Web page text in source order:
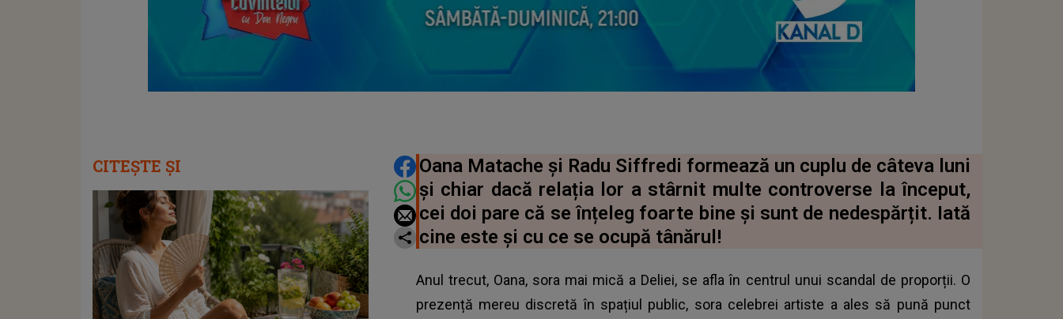
DISTRIBUIE ARTICOLUL
Oana Matache și Radu Siffredi formează un cuplu de câteva luni
și chiar dacă relația lor a stârnit multe controverse la început,
cei doi pare că se înțeleg foarte bine și sunt de nedespărțit. Iată
cine este și cu ce se ocupă tânărul!
Anul trecut, Oana, sora mai mică a Deliei, se afla în centrul unui scandal de proporții. O
prezență mereu discretă în spațiul public, sora celebrei artiste a ales să pună punct
CITEȘTE ȘI